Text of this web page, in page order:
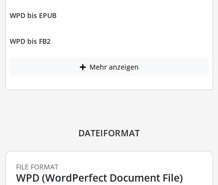
WPD bis EPUB
WPD bis FB2
Mehr anzeigen
DATEIFORMAT
FILE FORMAT
WPD (WordPerfect Document File)